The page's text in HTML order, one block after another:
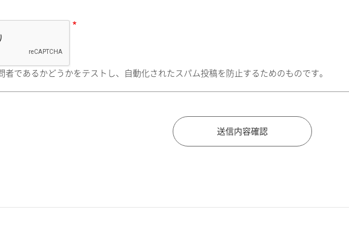
者であるかどうかをテストし、自動化されたスパム投稿を防止するためのものです。